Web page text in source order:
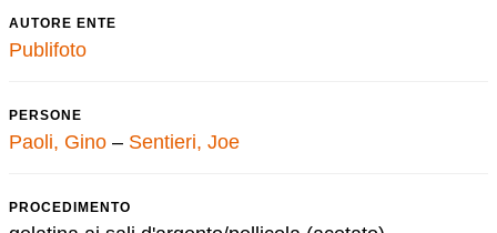
AUTORE ENTE
Publifoto
PERSONE
Paoli, Gino – Sentieri, Joe
PROCEDIMENTO